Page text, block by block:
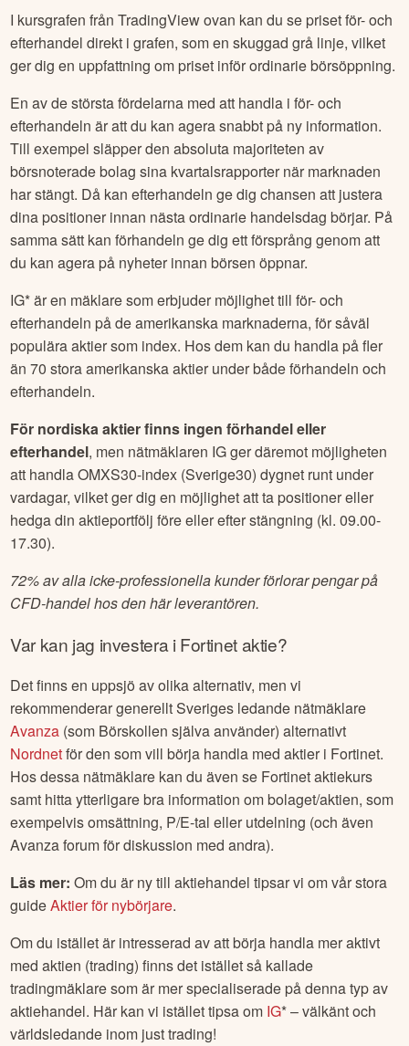
I kursgrafen från TradingView ovan kan du se priset för- och
efterhandel direkt i grafen, som en skuggad grå linje, vilket
ger dig en uppfattning om priset inför ordinarie börsöppning.
En av de största fördelarna med att handla i för- och
efterhandeln är att du kan agera snabbt på ny information.
Till exempel släpper den absoluta majoriteten av
börsnoterade bolag sina kvartalsrapporter när marknaden
har stängt. Då kan efterhandeln ge dig chansen att justera
dina positioner innan nästa ordinarie handelsdag börjar. På
samma sätt kan förhandeln ge dig ett försprång genom att
du kan agera på nyheter innan börsen öppnar.
IG* är en mäklare som erbjuder möjlighet till för- och
efterhandeln på de amerikanska marknaderna, för såväl
populära aktier som index. Hos dem kan du handla på fler
än 70 stora amerikanska aktier under både förhandeln och
efterhandeln.
För nordiska aktier finns ingen förhandel eller
efterhandel, men nätmäklaren IG ger däremot möjligheten
att handla OMXS30-index (Sverige30) dygnet runt under
vardagar, vilket ger dig en möjlighet att ta positioner eller
hedga din aktieportfölj före eller efter stängning (kl. 09.00-
17.30).
72% av alla icke-professionella kunder förlorar pengar på
CFD-handel hos den här leverantören.
Var kan jag investera iFortinetaktie?
Det finns en uppsjö av olika alternativ, men vi
rekommenderar generellt Sveriges ledande nätmäklare
Avanza (som Börskollen själva använder) alternativt
Nordnetför den som vill börja handla med aktier i Fortinet.
Hos dessa nätmäklare kan du även se Fortinetaktiekurs
samt hitta ytterligare bra information om bolaget/aktien, som
exempelvis omsättning, P/E-tal eller utdelning (och även
Avanza forum för diskussion med andra).
Läs mer: Om du är ny till aktiehandel tipsar vi om vår stora
guideAktier för nybörjare.
Om du istället är intresserad av att börja handla mer aktivt
med aktien (trading) finns det istället så kallade
tradingmäklare som är mer specialiserade på denna typ av
aktiehandel. Här kan vi istället tipsa om IG* – välkänt och
världsledande inom just trading!